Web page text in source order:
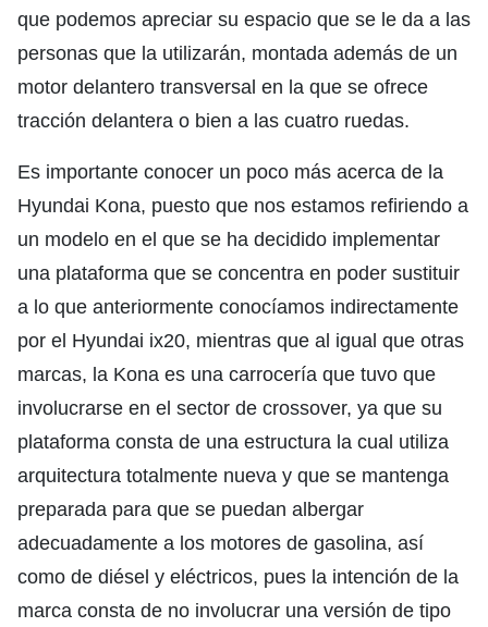
que podemos apreciar su espacio que se le da a las
personas que la utilizarán, montada además de un
motor delantero transversal en la que se ofrece
tracción delantera o bien a las cuatro ruedas.
Es importante conocer un poco más acerca de la
Hyundai Kona, puesto que nos estamos refiriendo a
un modelo en el que se ha decidido implementar
una plataforma que se concentra en poder sustituir
a lo que anteriormente conocíamos indirectamente
por el Hyundai ix20, mientras que al igual que otras
marcas, la Kona es una carrocería que tuvo que
involucrarse en el sector de crossover, ya que su
plataforma consta de una estructura la cual utiliza
arquitectura totalmente nueva y que se mantenga
preparada para que se puedan albergar
adecuadamente a los motores de gasolina, así
como de diésel y eléctricos, pues la intención de la
marca consta de no involucrar una versión de tipo